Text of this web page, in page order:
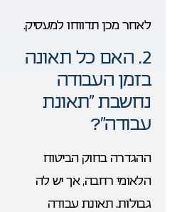
לאחר מכן תדווחו למעסיק.
2. האם כל תאונה
בזמן העבודה
נחשבת “תאונת
עבודה”?
ההגדרה בחוק הביטוח
הלאומי רחבה, אך יש לה
גבולות. תאונת עבודה